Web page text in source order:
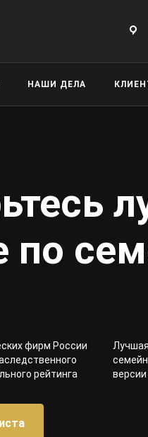
НАШИ ДЕЛА
фирм России
рейтинга